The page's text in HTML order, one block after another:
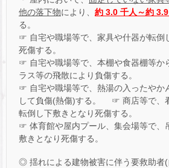
他の落下物により、 約 3.0 千人～約
る。
☞ 自宅や職場等で、家具や什器が転倒
死傷する。
☞ 自宅や職場等で、本棚や食器棚等か
ラス等の飛散により負傷する。
☞ 自宅や職場等で、熱湯の入ったやか
して負傷(熱傷)する。 ☞ 商店等で、
転倒し下敷きとなり死傷する。
☞ 体育館や屋内プール、集会場等で、
敷きとなり死傷する。
◎ 揺れによる建物被害に伴う要救助者(